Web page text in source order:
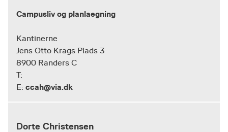
Campusliv og planlaegning
Kantinerne
Jens Otto Krags Plads 3
8900 Randers C
T:
E: ccah@via.dk
Dorte Christensen